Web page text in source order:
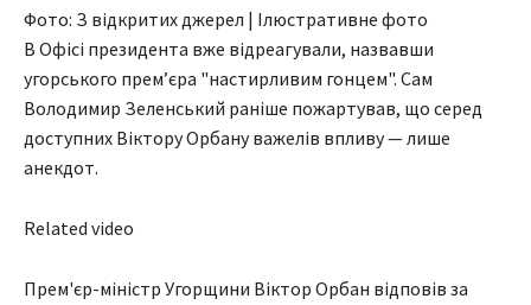
Фото: З відкритих джерел | Ілюстративне фото
В Офісі президента вже відреагували, назвавши
угорського прем’єра "настирливим гонцем". Сам
Володимир Зеленський раніше пожартував, що серед
доступних Віктору Орбану важелів впливу — лише
анекдот.
Related video
Прем'єр-міністр Угорщини Віктор Орбан відповів за